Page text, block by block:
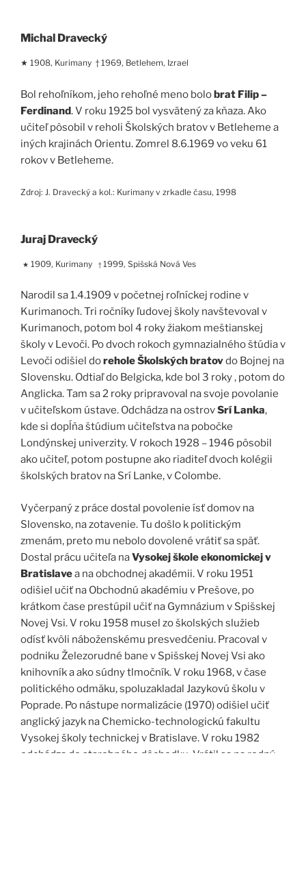
Michal Dravecký
★ 1908, Kurimany † 1969, Betlehem, Izrael
Bol rehoľníkom, jeho rehoľné meno bolobrat Filip –
Ferdinand. V roku 1925 bol vysvätený za kňaza. Ako
učiteľ pôsobil v reholi Školských bratov v Betleheme a
iných krajinách Orientu. Zomrel 8.6.1969 vo veku 61
rokov v Betleheme.
Zdroj: J. Dravecký a kol.: Kurimany v zrkadle času, 1998
Juraj Dravecký
★ 1909, Kurimany †1999, Spišská Nová Ves
Narodil sa 1.4.1909 v početnej roľníckej rodine v
Kurimanoch. Tri ročníky ľudovej školy navštevoval v
Kurimanoch, potom bol 4 roky žiakom meštianskej
školy v Levoči. Po dvoch rokoch gymnazialného štúdia v
Levoči odišiel dorehole Školských bratovdo Bojnej na
Slovensku. Odtiaľ do Belgicka, kde bol 3 roky , potom do
Anglicka. Tam sa 2 roky pripravoval na svoje povolanie
v učiteľskom ústave. Odchádza na ostrovSrí Lanka,
kde si dopĺňa štúdium učiteľstva na pobočke
Londýnskej univerzity. V rokoch 1928 – 1946 pôsobil
ako učiteľ, potom postupne ako riaditeľ dvoch kolégii
školských bratov na Srí Lanke, v Colombe.
Vyčerpaný z práce dostal povolenie ísť domov na
Slovensko, na zotavenie. Tu došlo k politickým
zmenám, preto mu nebolo dovolené vrátiť sa späť.
Dostal prácu učiteľa naVysokej škole ekonomickej v
Bratislavea na obchodnej akadémii. V roku 1951
odišiel učiť na Obchodnú akadémiu v Prešove, po
krátkom čase prestúpil učiť na Gymnázium v Spišskej
Novej Vsi. V roku 1958 musel zo školských služieb
odísť kvôli náboženskému presvedčeniu. Pracoval v
podniku Železorudné bane v Spišskej Novej Vsi ako
knihovník a ako súdny tlmočník. V roku 1968, v čase
politického odmäku, spoluzakladal Jazykovú školu v
Poprade. Po nástupe normalizácie (1970) odišiel učiť
anglický jazyk na Chemicko-technologickú fakultu
Vysokej školy technickej v Bratislave. V roku 1982
odchádza do starobného dôchodku. Vrátil sa na rodný